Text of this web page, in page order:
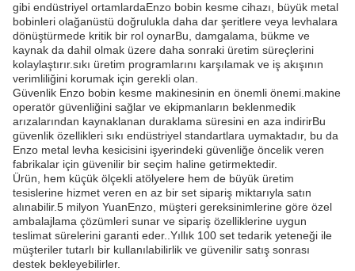
gibi endüstriyel ortamlardaEnzo bobin kesme cihazı, büyük metal
bobinleri olağanüstü doğrulukla daha dar şeritlere veya levhalara
dönüştürmede kritik bir rol oynarBu, damgalama, bükme ve
kaynak da dahil olmak üzere daha sonraki üretim süreçlerini
kolaylaştırır.sıkı üretim programlarını karşılamak ve iş akışının
verimliliğini korumak için gerekli olan.
Güvenlik Enzo bobin kesme makinesinin en önemli önemi.makine
operatör güvenliğini sağlar ve ekipmanların beklenmedik
arızalarından kaynaklanan duraklama süresini en aza indirirBu
güvenlik özellikleri sıkı endüstriyel standartlara uymaktadır, bu da
Enzo metal levha kesicisini işyerindeki güvenliğe öncelik veren
fabrikalar için güvenilir bir seçim haline getirmektedir.
Ürün, hem küçük ölçekli atölyelere hem de büyük üretim
tesislerine hizmet veren en az bir set sipariş miktarıyla satın
alınabilir.5 milyon YuanEnzo, müşteri gereksinimlerine göre özel
ambalajlama çözümleri sunar ve sipariş özelliklerine uygun
teslimat sürelerini garanti eder..Yıllık 100 set tedarik yeteneği ile
müşteriler tutarlı bir kullanılabilirlik ve güvenilir satış sonrası
destek bekleyebilirler.